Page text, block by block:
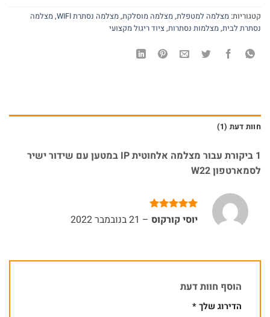
קטגוריות: מצלמה למטפלת,מצלמה מוסלקת,מצלמה נסתרת WIFI ,מצלמה
נסתרת לבית,מצלמות נסתרות,ציוד ריגול מקצועי
חוות דעת (1)
1 ביקורת עבור
מצלמה אלחוטית IP במטען עם שידור ישיר
לסמארטפון W22
דורג5מתוך
יוסי קורקוס – 21 בנובמבר 2022
הוסף חוות דעת
הדירוג שלך*